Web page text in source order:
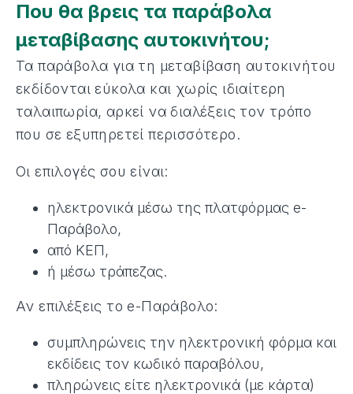
Που θα βρεις τα παράβολα
μεταβίβασης αυτοκινήτου;
Τα παράβολα για τη μεταβίβαση αυτοκινήτου
εκδίδονται εύκολα και χωρίς ιδιαίτερη
ταλαιπωρία, αρκεί να διαλέξεις τον τρόπο
που σε εξυπηρετεί περισσότερο.
Οι επιλογές σου είναι:
ηλεκτρονικά μέσω της πλατφόρμας e-
Παράβολο,
από ΚΕΠ,
ή μέσω τράπεζας.
Αν επιλέξεις το e-Παράβολο:
συμπληρώνεις την ηλεκτρονική φόρμα και
εκδίδεις τον κωδικό παραβόλου,
πληρώνεις είτε ηλεκτρονικά (με κάρτα)